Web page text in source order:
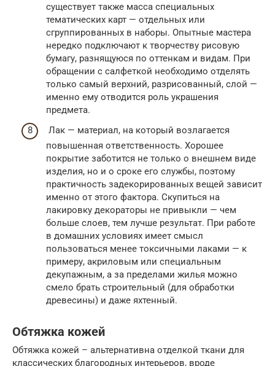
существует также масса специальных
тематических карт — отдельных или
сгруппированных в наборы. Опытные мастера
нередко подключают к творчеству рисовую
бумагу, разнящуюся по оттенкам и видам. При
обращении с салфеткой необходимо отделять
только самый верхний, разрисованный, слой —
именно ему отводится роль украшения
предмета.
Лак — материал, на который возлагается
повышенная ответственность. Хорошее
покрытие заботится не только о внешнем виде
изделия, но и о сроке его службы, поэтому
практичность задекорированных вещей зависит
именно от этого фактора. Скупиться на
лакировку декораторы не привыкли — чем
больше слоев, тем лучше результат. При работе
в домашних условиях имеет смысл
пользоваться менее токсичными лаками — к
примеру, акриловым или специальным
декупажным, а за пределами жилья можно
смело брать строительный (для обработки
древесины) и даже яхтенный.
Обтяжка кожей
Обтяжка кожей – альтернативна отделкой ткани для
классических благородных интерьеров, вроде